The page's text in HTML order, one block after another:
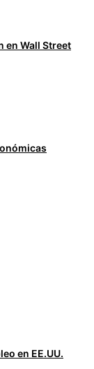
en Wall Street
en EE.UU.